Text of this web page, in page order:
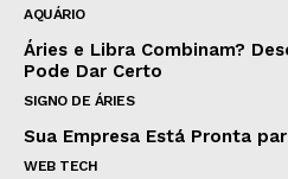
AQUÁRIO
Áries e Libra Combinam?
Pode Dar Certo
SIGNO DE ÁRIES
Sua Empresa Está Pronta
WEB TECH